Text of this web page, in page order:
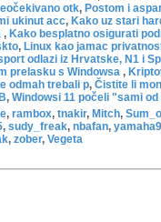
otk, Postom i
ukinut acc, Kako uz stari
, Kako besplatno osigurati
, Linux kao jamac
odlazi iz Hrvatske, N1 i
prelasku s Windowsa ,
odmah trebali p, Čistite li
, Windowsi 11 počeli "sami
, rambox, tnakir, Mitch,
, sudy_freak, nbafan,
, zober, Vegeta